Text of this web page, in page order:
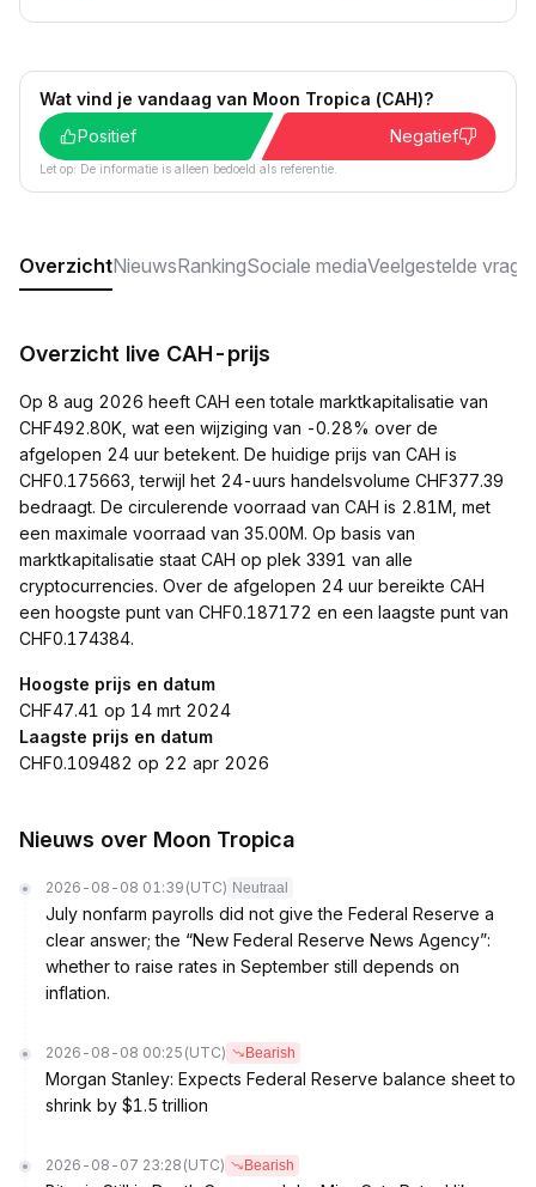
Wat vind je vandaag van Moon Tropica (CAH)?
Positief
Negatief
Let op: De informatie is alleen bedoeld als referentie.
OverzichtNieuwsRankingSociale mediaVeelgestelde
Overzicht live CAH-prijs
Op 8 aug 2026 heeft CAH een totale marktkapitalisatie van
CHF492.80K, wat een wijziging van -0.28% over de
afgelopen 24 uur betekent. De huidige prijs van CAH is
CHF0.175663, terwijl het 24-uurs handelsvolume CHF377.39
bedraagt. De circulerende voorraad van CAH is 2.81M, met
een maximale voorraad van 35.00M. Op basis van
marktkapitalisatie staat CAH op plek 3391 van alle
cryptocurrencies. Over de afgelopen 24 uur bereikte CAH
een hoogste punt van CHF0.187172 en een laagste punt van
CHF0.174384.
Hoogste prijs en datum
CHF47.41 op 14 mrt 2024
Laagste prijs en datum
CHF0.109482 op 22 apr 2026
Nieuws over Moon Tropica
2026-08-08 01:39 (UTC) Neutraal
July nonfarm payrolls did not give the Federal Reserve a
clear answer; the “New Federal Reserve News Agency”:
whether to raise rates in September still depends on
inflation.
2026-08-08 00:25 (UTC) Bearish
Morgan Stanley: Expects Federal Reserve balance sheet to
shrink by $1.5 trillion
2026-08-07 23:28 (UTC) Bearish